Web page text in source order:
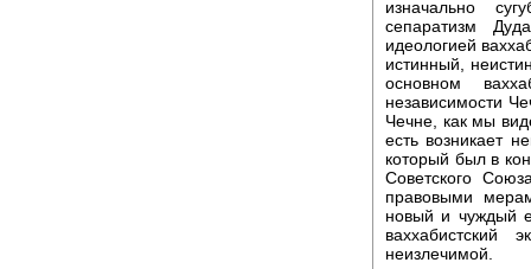
изначально
сепаратизм
идеологией
истинный,
основном
независимости
Чечне, как мы
есть возникает
который был в
Советского
правовыми
новый и чуждый
ваххабистский
неизлечимой.